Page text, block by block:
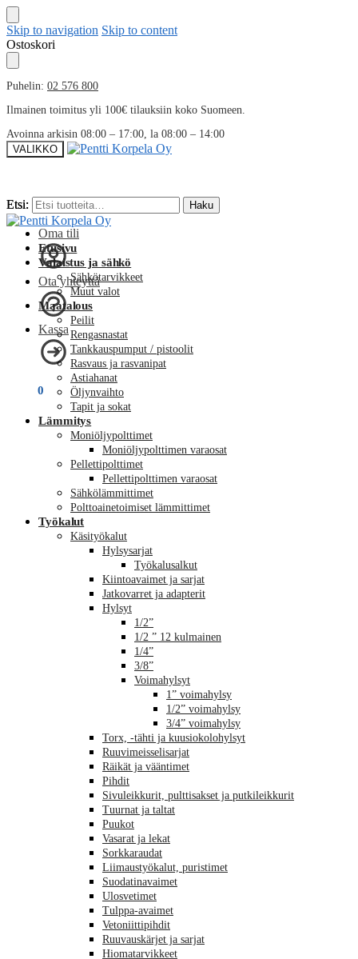
Skip to navigation Skip to content
Ostoskori
Puhelin: 02 576 800
Ilmainen toimitus yli 100€ tilauksiin koko Suomeen.
Avoinna arkisin 08:00 – 17:00, la 08:00 – 14:00
VALIKKO
Etsi: Haku
Oma tili
Ota yhteyttä
Kassa
0
Etsi: Haku
Etusivu
Valaistus ja sähkö
Sähkötarvikkeet
Muut valot
Maatalous
Peilit
Rengasnastat
Tankkauspumput / pistoolit
Rasvaus ja rasvanipat
Astiahanat
Öljynvaihto
Tapit ja sokat
Lämmitys
Moniöljypolttimet
Moniöljypolttimen varaosat
Pellettipolttimet
Pellettipolttimen varaosat
Sähkölämmittimet
Polttoainetoimiset lämmittimet
Työkalut
Käsityökalut
Hylsysarjat
Työkalusalkut
Kiintoavaimet ja sarjat
Jatkovarret ja adapterit
Hylsyt
1/2”
1/2 ” 12 kulmainen
1/4”
3/8”
Voimahylsyt
1” voimahylsy
1/2” voimahylsy
3/4” voimahylsy
Torx, -tähti ja kuusiokolohylsyt
Ruuvimeisselisarjat
Räikät ja vääntimet
Pihdit
Sivuleikkurit, pulttisakset ja putkileikkurit
Tuurnat ja taltat
Puukot
Vasarat ja lekat
Sorkkaraudat
Liimaustyökalut, puristimet
Suodatinavaimet
Ulosvetimet
Tulppa-avaimet
Vetoniittipihdit
Ruuvauskärjet ja sarjat
Hiomatarvikkeet